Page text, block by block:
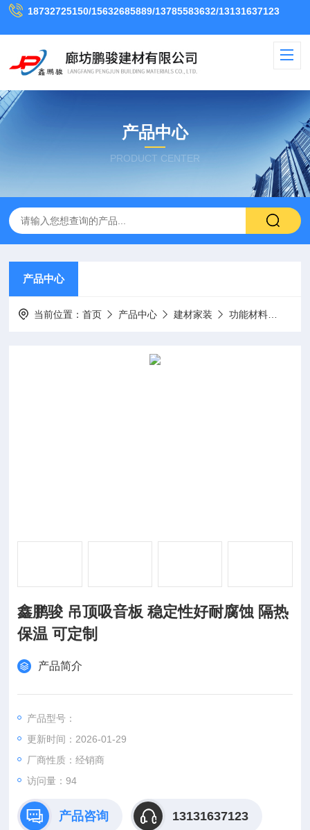
18732725150/15632685889/13785583632/13131637123
产品中心
PRODUCT CENTER
产品中心
当前位置：首页 产品中心 建材家装 功能材料
鑫鹏骏 吊顶吸音板 稳定性好耐腐蚀 隔热
保温 可定制
产品简介
产品型号：
更新时间：2026-01-29
厂商性质：经销商
访问量：94
产品咨询 13131637123